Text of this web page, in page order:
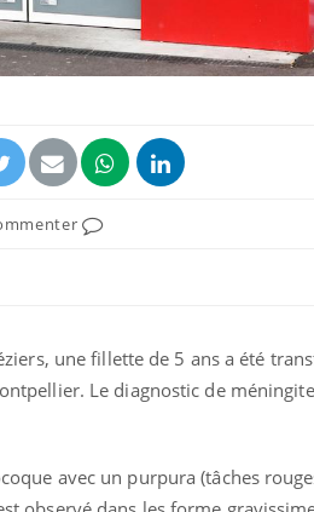
une fillette de 5 ans a été
Le diagnostic de
avec un purpura (tâches
chaleurs :
Viagra pourrait-il